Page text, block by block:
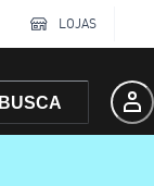
LOJAS
BUSCA